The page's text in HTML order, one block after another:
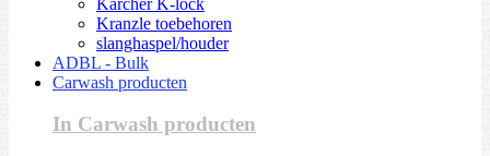
Kranzle toebehoren
slanghaspel/houder
ADBL - Bulk
Carwash producten
In Carwash producten